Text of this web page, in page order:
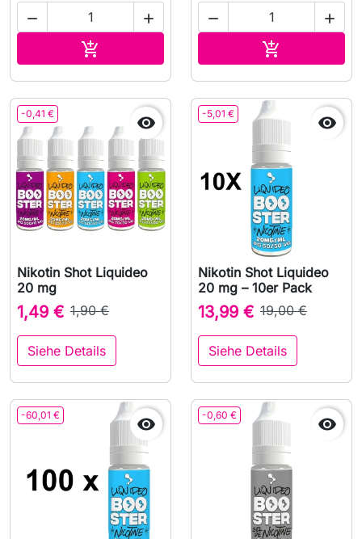
 

 

-0,41 € 
Nikotin Shot Liquideo
20 mg
1,49 € 1,90 €
Siehe Details
-5,01 € 
Nikotin Shot Liquideo
20 mg – 10er Pack
13,99 € 19,00 €
Siehe Details
-60,01 €  -0,60 € 